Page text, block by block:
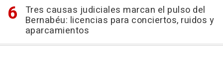
Tres causas judiciales marcan el pulso del
Bernabéu: licencias para conciertos, ruidos y
aparcamientos